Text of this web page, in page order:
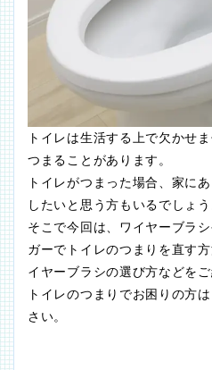
トイレは生活する上で欠かせ
つまることがあります。
トイレがつまった場合、家に
したいと思う方もいるでしょう
そこで今回は、ワイヤーブラ
ガーでトイレのつまりを直す
イヤーブラシの選び方などをご
トイレのつまりでお困りの方
さい。